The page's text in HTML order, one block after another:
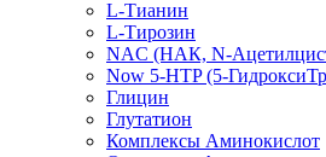
L-Тианин
L-Тирозин
NAC (НАК, N-
Now 5-HTP (5-
Глицин
Глутатион
Комплексы Аминокислот